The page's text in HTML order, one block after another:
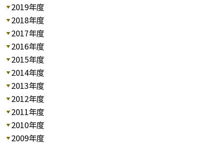
2019年度
2018年度
2017年度
2016年度
2015年度
2014年度
2013年度
2012年度
2011年度
2010年度
2009年度